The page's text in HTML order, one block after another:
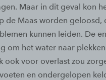
Maar in dit geval kon
de Maas worden geloosd,
kunnen leiden. De
om het water naar
ook voor overlast zou
en ondergelopen